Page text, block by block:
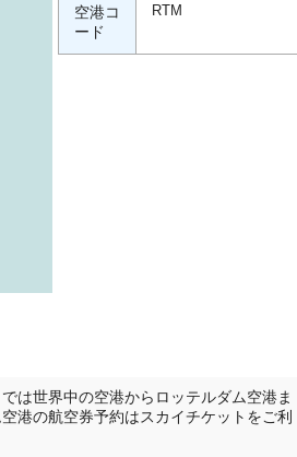
空港コ
ード
RTM
は世界中の空港からロッテルダム空港ま
港の航空券予約はスカイチケットをご利